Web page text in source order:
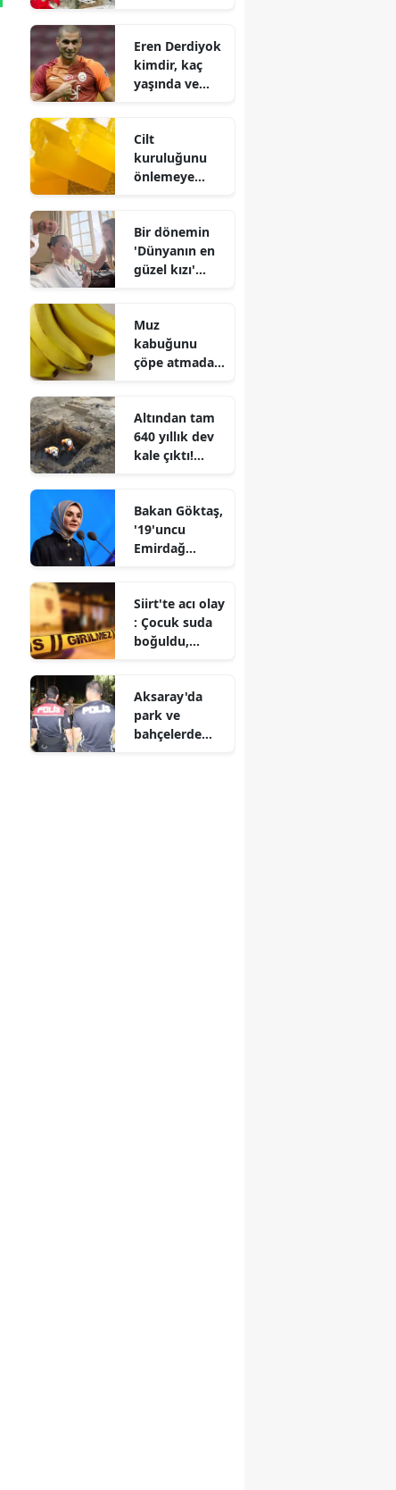
Eren Derdiyok
kimdir, kaç
yaşında ve
oynadı?
Cilt
kuruluğunu
önlemeye
Doğru ürün
seçimi büyük
fark yaratıyor
Bir dönemin
'Dünyanın en
güzel kızı'
oldu
Muz
kabuğunu
çöpe atmadan
: İşte
değerlendirebi
leceğiniz 6
Altından tam
640 yıllık dev
kale çıktı!
bulundu
Bakan Göktaş,
'19'uncu
Emirdağ
Siirt'te acı olay
: Çocuk suda
boğuldu,
kapıldı
Aksaray'da
park ve
bahçelerde